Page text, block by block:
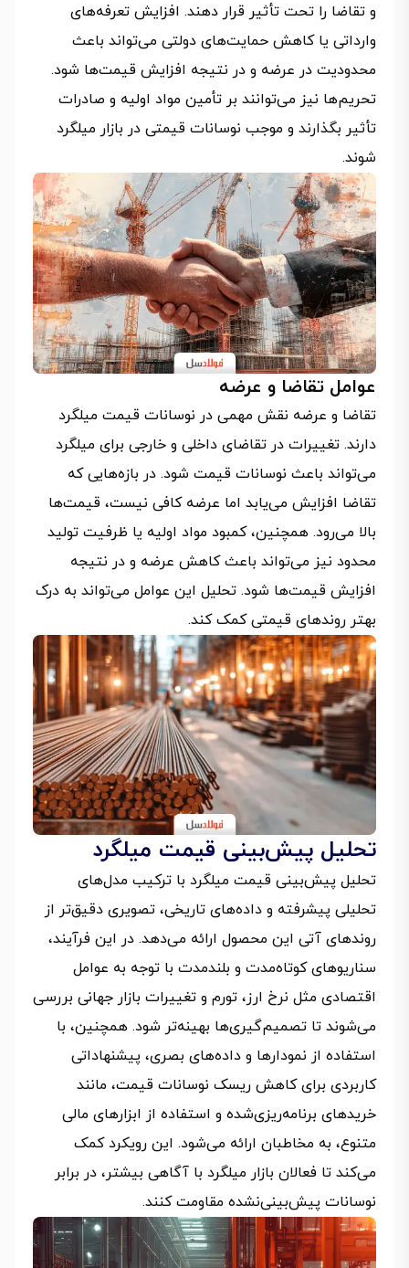
و تقاضا را تحت تأثیر قرار دهند. افزایش تعرفه‌های
وارداتی یا کاهش حمایت‌های دولتی می‌تواند باعث
محدودیت در عرضه و در نتیجه افزایش قیمت‌ها شود.
تحریم‌ها نیز می‌توانند بر تأمین مواد اولیه و صادرات
تأثیر بگذارند و موجب نوسانات قیمتی در بازار میلگرد
شوند.
عوامل تقاضا و عرضه
تقاضا و عرضه نقش مهمی در نوسانات قیمت میلگرد
دارند. تغییرات در تقاضای داخلی و خارجی برای میلگرد
می‌تواند باعث نوسانات قیمت شود. در بازه‌هایی که
تقاضا افزایش می‌یابد اما عرضه کافی نیست، قیمت‌ها
بالا می‌رود. همچنین، کمبود مواد اولیه یا ظرفیت تولید
محدود نیز می‌تواند باعث کاهش عرضه و در نتیجه
افزایش قیمت‌ها شود. تحلیل این عوامل می‌تواند به درک
بهتر روندهای قیمتی کمک کند.
تحلیل پیش‌بینی قیمت میلگرد
تحلیل پیش‌بینی قیمت میلگرد با ترکیب مدل‌های
تحلیلی پیشرفته و داده‌های تاریخی، تصویری دقیق‌تر از
روندهای آتی این محصول ارائه می‌دهد. در این فرآیند،
سناریوهای کوتاه‌مدت و بلندمدت با توجه به عوامل
اقتصادی مثل نرخ ارز، تورم و تغییرات بازار جهانی بررسی
می‌شوند تا تصمیم‌گیری‌ها بهینه‌تر شود. همچنین، با
استفاده از نمودارها و داده‌های بصری، پیشنهاداتی
کاربردی برای کاهش ریسک نوسانات قیمت، مانند
خریدهای برنامه‌ریزی‌شده و استفاده از ابزارهای مالی
متنوع، به مخاطبان ارائه می‌شود. این رویکرد کمک
می‌کند تا فعالان بازار میلگرد با آگاهی بیشتر، در برابر
نوسانات پیش‌بینی‌نشده مقاومت کنند.